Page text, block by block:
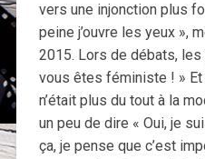
vers une injonction plus
peine j’ouvre les yeux »,
2015. Lors de débats,
vous êtes féministe ! » Et
n’était plus du tout à la
un peu de dire « Oui, je
ça, je pense que c’est